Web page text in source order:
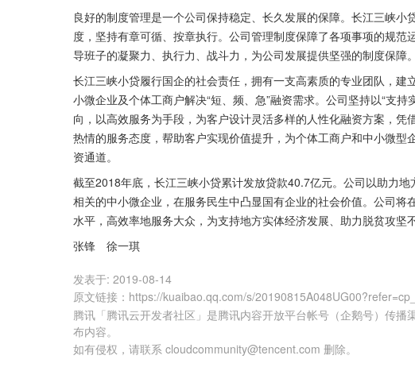
良好的制度管理是一个公司保持稳定、长久发展的保障。长江三峡
度，坚持有章可循、按章执行。公司管理制度保障了各项事项的规
导班子的凝聚力、执行力、战斗力，为公司发展提供坚强的制度保障。
长江三峡小贷履行国企的社会责任，拥有一支高素质的专业团队，
小微企业及个体工商户解决“短、频、急”融资需求。公司坚持以“支
向，以高效服务为手段，为客户设计灵活多样的人性化融资方案，凭
热情的服务态度，帮助客户实现价值提升，为个体工商户和中小微
资通道。
截至2018年底，长江三峡小贷累计发放贷款40.7亿元。公司以助力
相关的中小微企业，在服务民生中凸显国有企业的社会价值。公司
水平，高效率地服务大众，为支持地方实体经济发展、助力脱贫攻坚
张锋　徐一琪
发表于: 2019-08-14
原文链接 ： https://kuaibao.qq.com/s/
腾讯「腾讯云开发者社区」是腾讯内容开放平台帐号（企鹅号）传播
布内容。
如有侵权，请联系 cloudcommunity@tencent.com 删除。